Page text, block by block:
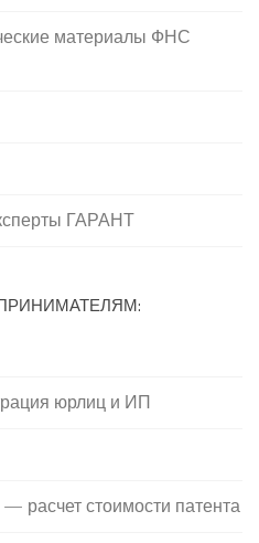
материалы ФНС
ГАРАНТ
юрлиц и ИП
расчет стоимости патента